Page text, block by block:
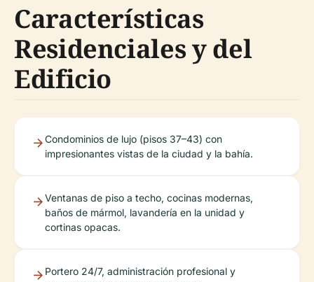
Características
Residenciales y del
Edificio
Condominios de lujo (pisos 37–43) con
impresionantes vistas de la ciudad y la bahía.
Ventanas de piso a techo, cocinas modernas,
baños de mármol, lavandería en la unidad y
cortinas opacas.
Portero 24/7, administración profesional y